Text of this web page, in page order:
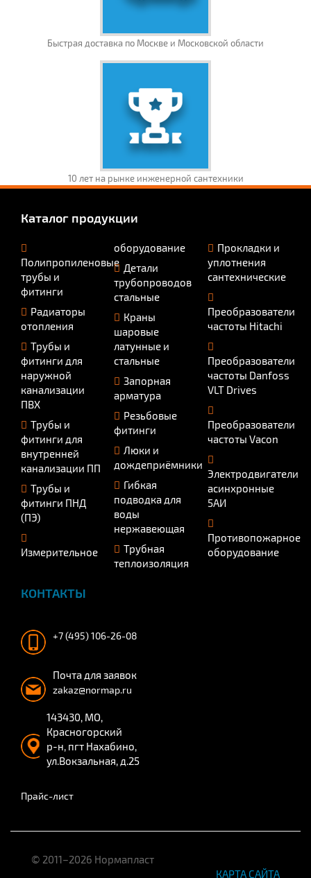
Быстрая доставка по Москве и Московской области
10 лет на рынке инженерной сантехники
Каталог продукции
Полипропиленовые
трубы и
фитинги
Радиаторы
отопления
Трубы и
фитинги для
наружной
канализации
ПВХ
Трубы и
фитинги для
внутренней
канализации ПП
Трубы и
фитинги ПНД
(ПЭ)
Измерительное
оборудование
Детали
трубопроводов
стальные
Краны
шаровые
латунные и
стальные
Запорная
арматура
Резьбовые
фитинги
Люки и
дождеприёмники
Гибкая
подводка для
воды
нержавеющая
Трубная
теплоизоляция
Прокладки и
уплотнения
сантехнические
Преобразователи
частоты Hitachi
Преобразователи
частоты Danfoss
VLT Drives
Преобразователи
частоты Vacon
Электродвигатели
асинхронные
5АИ
Противопожарное
оборудование
КОНТАКТЫ
+7 (495) 106-26-08
Почта для заявок
zakaz@normap.ru
143430, МО,
Красногорский
р-н, пгт Нахабино,
ул.Вокзальная, д.25
Прайс-лист
© 2011–2026 Нормапласт
КАРТА САЙТА